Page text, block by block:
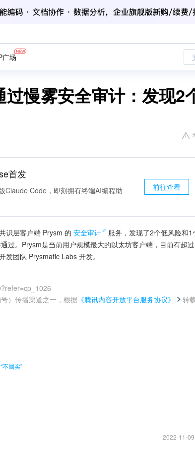
广场
慢雾安全审计：发现2
首发
Claude Code，即刻拥有终端AI编程助
前往查看
识层客户端 Prysm 的 安全审计
服务，发现了2个低风险和1
过。Prysm是当前用户规模最大的以太坊客户端，目前有超过
团队 Prysmatic Labs 开发。
）传播渠道之一，根据 《腾讯内容开放平台服务协议》
转
属实”
2022-11-09